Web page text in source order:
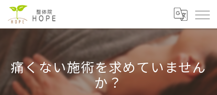
痛くない施術を求めていません
か？